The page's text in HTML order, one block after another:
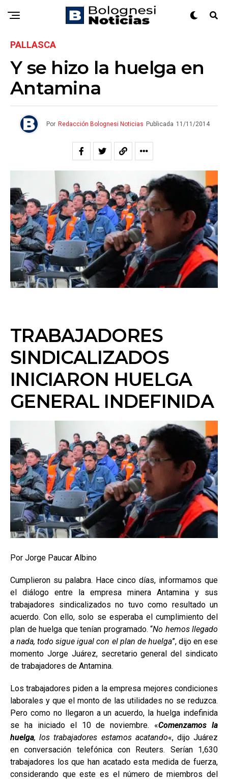
PALLASCA
Y se hizo la huelga en
Antamina
Por Redacción Bolognesi Noticias Publicada 11/11/2014
TRABAJADORES
SINDICALIZADOS
INICIARON HUELGA
GENERAL INDEFINIDA
Por Jorge Paucar Albino
Cumplieron su palabra. Hace cinco días, informamos que
el diálogo entre la empresa minera Antamina y sus
trabajadores sindicalizados no tuvo como resultado un
acuerdo. Con ello, solo se esperaba el cumplimiento del
plan de huelga que tenían programado. “No hemos llegado
a nada, todo sigue igual con el plan de huelga”, dijo en ese
momento Jorge Juárez, secretario general del sindicato
de trabajadores de Antamina.
Los trabajadores piden a la empresa mejores condiciones
laborales y que el monto de las utilidades no se reduzca.
Pero como no llegaron a un acuerdo, la huelga indefinida
se ha iniciado el 10 de noviembre. «Comenzamos la
huelga, los trabajadores estamos acatando«, dijo Juárez
en conversación telefónica con Reuters. Serían 1,630
trabajadores los que han acatado esta medida de fuerza,
considerando que este es el número de miembros del